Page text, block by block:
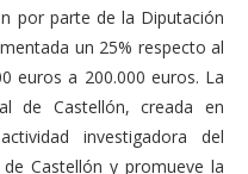
por parte de la Diputación
un 25% respecto al
euros a 200.000 euros. La
de Castellón, creada en
investigadora del
Castellón y promueve la